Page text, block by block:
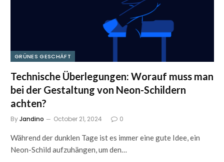
GRÜNES GESCHÄFT
Technische Überlegungen: Worauf muss man
bei der Gestaltung von Neon-Schildern
achten?
ByJandino October 21, 2024 0
Während der dunklen Tage ist es immer eine gute Idee, ein
Neon-Schild aufzuhängen, um den…